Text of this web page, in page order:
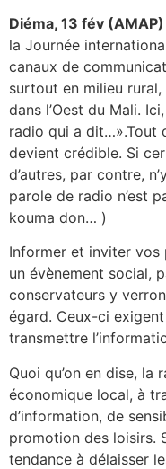
Diéma, 13 fév (AMAP)
la Journée
canaux de
surtout en milieu
dans l’Oest du Mali.
radio qui a dit…».Tout
devient crédible. Si
d’autres, par contre,
parole de radio n’est
kouma don… )
Informer et inviter vos
un évènement social,
conservateurs y
égard. Ceux-ci
transmettre
Quoi qu’on en dise,
économique local, à
d’information, de
promotion des loisirs.
tendance à délaisser